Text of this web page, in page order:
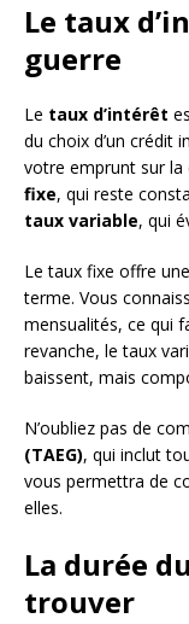
Le taux
guerre
Le taux d’intérêt
du choix d’un crédit
votre emprunt sur la
fixe, qui reste
taux variable, qui
Le taux fixe offre
terme. Vous
mensualités, ce qui
revanche, le taux
baissent, mais
N’oubliez pas de
(TAEG), qui inclut
vous permettra de
elles.
La durée
trouver